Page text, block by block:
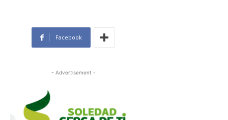
Facebook
- Advertisement -